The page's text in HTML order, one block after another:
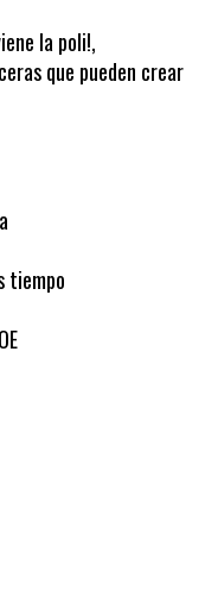
la poli!,
que pueden crear
tiempo